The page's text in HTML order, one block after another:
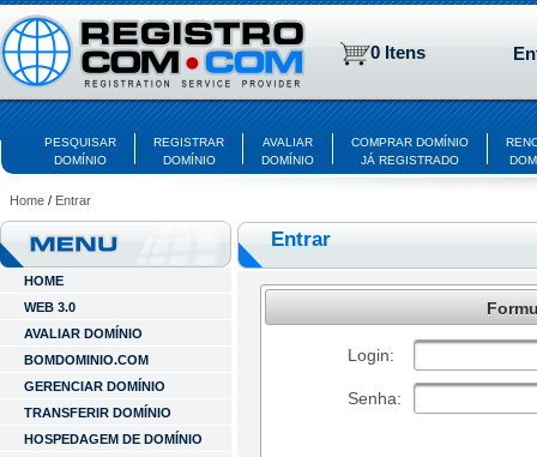
0 Itens
PESQUISAR
DOMÍNIO
REGISTRAR
DOMÍNIO
AVALIAR
DOMÍNIO
COMPRAR DOMÍNIO
JÁ REGISTRADO
Home / Entrar
HOME
WEB 3.0
AVALIAR DOMÍNIO
BOMDOMINIO.COM
GERENCIAR DOMÍNIO
TRANSFERIR DOMÍNIO
HOSPEDAGEM DE DOMÍNIO
Entrar
Login:
Senha: